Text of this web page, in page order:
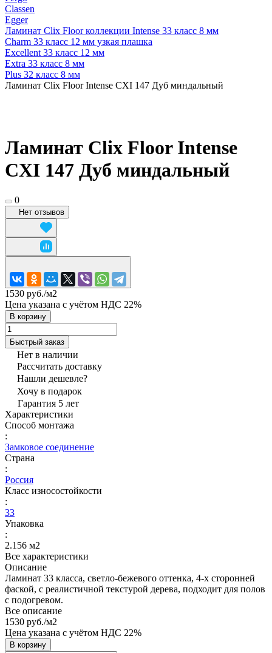
Classen
Egger
Ламинат Clix Floor коллекции Intense 33 класс 8 мм
Charm 33 класс 12 мм узкая плашка
Excellent 33 класс 12 мм
Extra 33 класс 8 мм
Plus 32 класс 8 мм
Ламинат Clix Floor Intense CXI 147 Дуб миндальный
Ламинат Clix Floor Intense
CXI 147 Дуб миндальный
0
Нет отзывов
1530 руб./м2
Цена указана с учётом НДС 22%
В корзину
Быстрый заказ
Нет в наличии
Рассчитать доставку
Нашли дешевле?
Хочу в подарок
Гарантия 5 лет
Характеристики
Способ монтажа
:
Замковое соединение
Страна
:
Россия
Класс износостойкости
:
33
Упаковка
:
2.156 м2
Все характеристики
Описание
Ламинат 33 класса, светло-бежевого оттенка, 4-х сторонней
фаской, с реалистичной текстурой дерева, подходит для полов
с подогревом.
Все описание
1530 руб./м2
Цена указана с учётом НДС 22%
В корзину